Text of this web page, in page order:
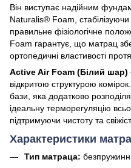
Він виступає надійним
Naturalis® Foam,
правильне фізіологічне
Foam гарантує, що матрац
ортопедичні властивості
Active Air Foam (Білий шар)
відкритою структурою
бази, яка додатково
ідеальну терморегуляцію
підтримуючи чистоту та
Характеристики
Тип матраца: